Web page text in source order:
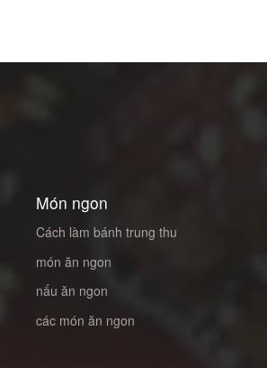
Món ngon
Cách làm bánh trung thu
món ăn ngon
nấu ăn ngon
các món ăn ngon